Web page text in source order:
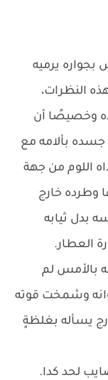
يرميه
النظرات،
وخصيصًا أن
بألامه مع
اللوم من جهة
وطرده خارج
بدل ثيابه
العطار.
بالأمس لم
وشمخت قوته
يسأله بغلظةٍ
لحد كدا.